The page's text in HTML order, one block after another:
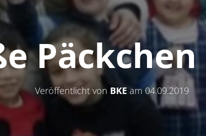
Päckchen
Veröffentlicht von BKE am04.09.2019